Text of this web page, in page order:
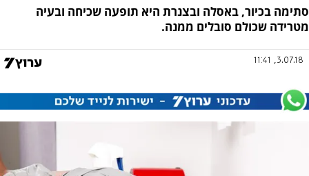
סתימה בכיור, באסלה ובצנרת היא תופעה שכיחה ובעיה
מטרידה שכולם סובלים ממנה.
3.07.18, 11:41